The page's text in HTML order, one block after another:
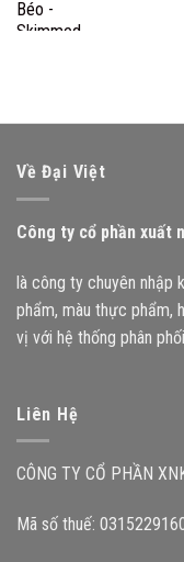
Về Đại Việt
Công ty cổ phần xuất
là công ty chuyên nhập
phẩm, màu thực phẩm,
vị với hệ thống phân
Liên Hệ
CÔNG TY CỔ PHẦN
Mã số thuế: